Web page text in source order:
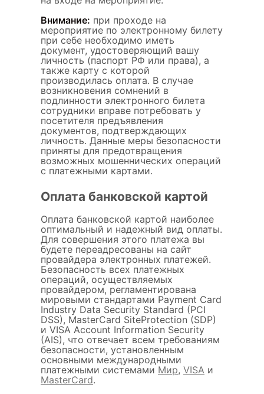
Внимание: при проходе на
мероприятие по электронному билету
при себе необходимо иметь
документ, удостоверяющий вашу
личность (паспорт РФ или права), а
также карту с которой
производилась оплата. В случае
возникновения сомнений в
подлинности электронного билета
сотрудники вправе потребовать у
посетителя предъявления
документов, подтверждающих
личность. Данные меры безопасности
приняты для предотвращения
возможных мошеннических операций
с платежными картами.
Оплата банковской картой
Оплата банковской картой наиболее
оптимальный и надежный вид оплаты.
Для совершения этого платежа вы
будете переадресованы на сайт
провайдера электронных платежей.
Безопасность всех платежных
операций, осуществляемых
провайдером, регламентирована
мировыми стандартами Payment Card
Industry Data Security Standard (PCI
DSS), MasterCard SiteProtection (SDP)
и VISA Account Information Security
(AIS), что отвечает всем требованиям
безопасности, установленным
основными международными
платежными системами Мир, VISA и
MasterCard.